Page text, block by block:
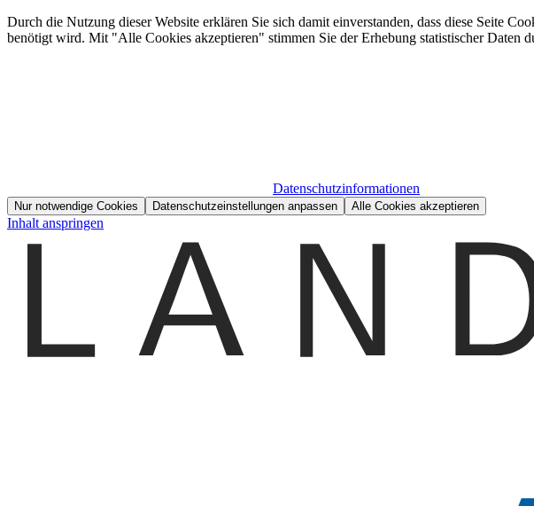
Durch die Nutzung dieser Website erklären Sie sich damit einverstanden, dass diese Seite
benötigt wird. Mit "Alle Cookies akzeptieren" stimmen Sie der Erhebung statistischer Daten
Datenschutzinformationen
Nur notwendige Cookies Datenschutzeinstellungen anpassen Alle Cookies akzeptieren
Inhalt anspringen